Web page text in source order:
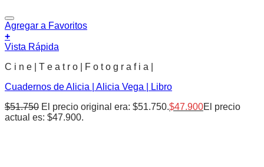
Agregar a Favoritos
+
Vista Rápida
C i n e | T e a t r o | F o t o g r a f i a |
Cuadernos de Alicia | Alicia Vega | Libro
$51.750 El precio original era: $51.750.$47.900El precio
actual es: $47.900.